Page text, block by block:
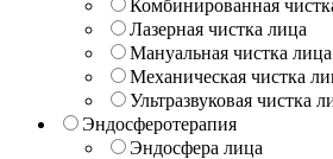
Комбинированная
Лазерная чистка лица
Мануальная чистка лица
Механическая чистка
Ультразвуковая чистка
Эндосферотерапия
Эндосфера лица